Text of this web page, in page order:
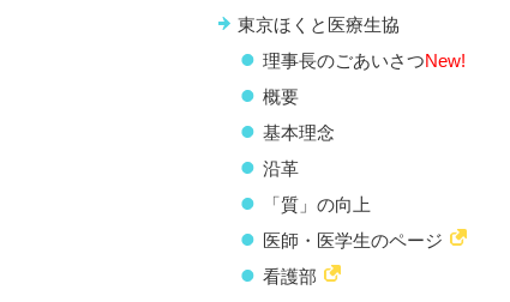
東京ほくと医療生協
理事長のごあいさつNew!
概要
基本理念
沿革
「質」の向上
医師・医学生のページ
看護部